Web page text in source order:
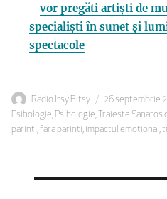
vor pregăti artiști de
specialiști în sunet și
spectacole
Autor
Radio Itsy Bitsy
Publicat
pe
26 septembrie
Psihologie, Psihologie, Traieste Sanatos
parinti,fara parinti, impactul emotional ,